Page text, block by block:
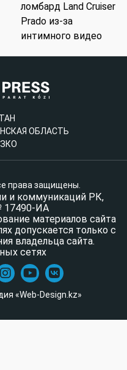
ломбард Land Cruiser
Prado из-за
интимного видео
ОБЛАСТЬ
права защищены.
и коммуникаций РК,
17490-ИА
материалов сайта
допускается только с
владельца сайта.
сетях
«Web-Design.kz»